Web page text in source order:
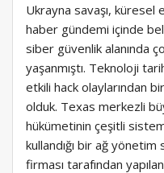
Ukrayna savaşı,
haber gündemi içinde
siber güvenlik alanında
yaşanmıştı. Teknoloji
etkili hack olaylarından
olduk. Texas merkezli
hükümetinin çeşitli
kullandığı bir ağ
firması tarafından